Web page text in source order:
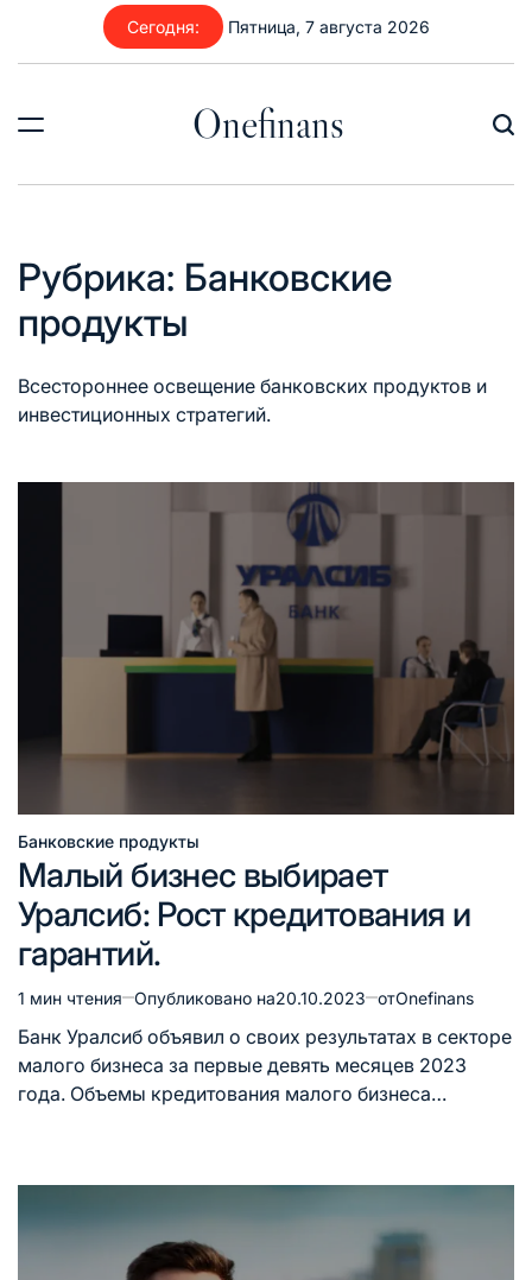
содержимому
Сегодня: Пятница, 7 августа 2026
Onefinans
Рубрика: Банковские
продукты
Всестороннее освещение банковских продуктов и
инвестиционных стратегий.
Опубликовано
в
Банковские продукты
Малый бизнес выбирает
Уралсиб: Рост кредитования и
гарантий.
Расчётное
время
чтения
1 мин чтения Опубликовано на20.10.2023 отOnefinans
Банк Уралсиб объявил о своих результатах в секторе
малого бизнеса за первые девять месяцев 2023
года. Объемы кредитования малого бизнеса…